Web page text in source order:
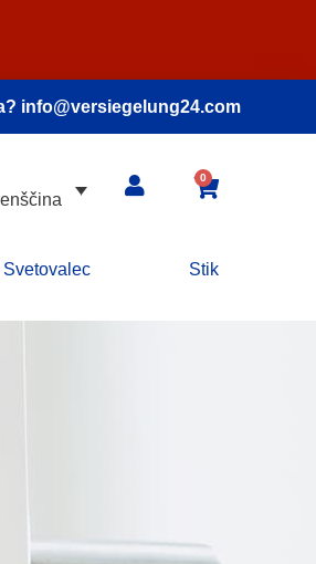
info@versiegelung24.com
0
Svetovalec Stik